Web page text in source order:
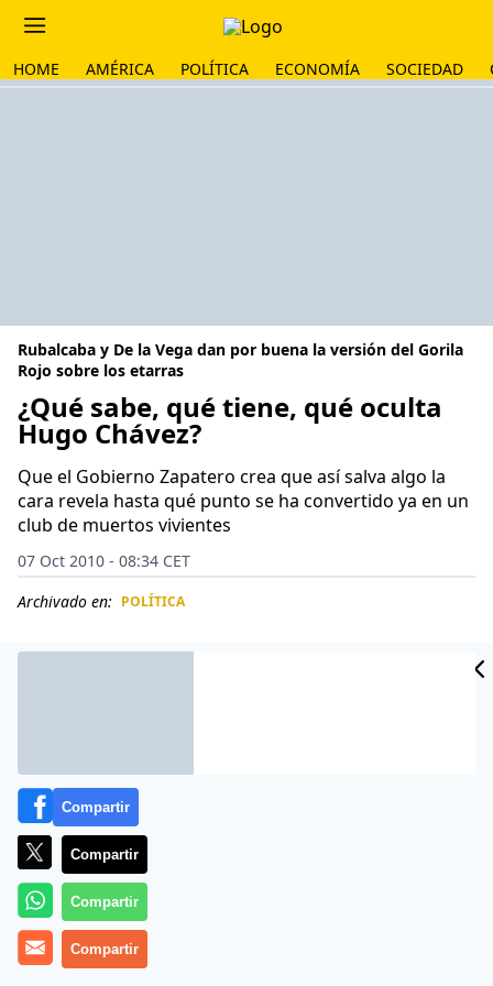
HOME AMÉRICA POLÍTICA ECONOMÍA SOCIEDAD
Rubalcaba y De la Vega dan por buena la versión del Gorila
Rojo sobre los etarras
¿Qué sabe, qué tiene, qué oculta
Hugo Chávez?
Que el Gobierno Zapatero crea que así salva algo la
cara revela hasta qué punto se ha convertido ya en un
club de muertos vivientes
07 Oct 2010 - 08:34 CET
Archivado en: POLÍTICA
Pide Hermann Terstch en ABC
Compartir
Compartir
Compartir
Compartir